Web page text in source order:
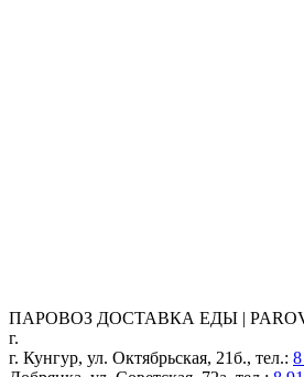
ПАРОВОЗ ДОСТАВКА ЕДЫ |
г.
г. Кунгур, ул. Октябрьская, 21б., тел.: